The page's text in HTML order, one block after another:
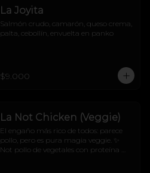
La Joyita
Salmón crudo, camarón, queso crema,
palta, cebollín, envuelta en panko
$9.000
La Not Chicken (Veggie)
El engaño más rico de todos: parece
pollo, pero es pura magia veggie. ✨
Not pollo de vegetales con proteína